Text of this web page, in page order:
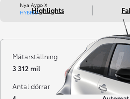
Nya Aygo X
HYBRIDHighlights
Mätarställning
3 312 mil
10-2024
Antal dörrar